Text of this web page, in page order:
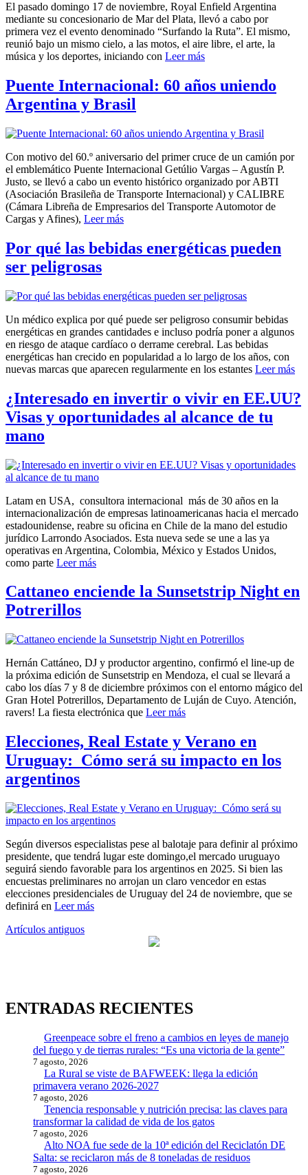
El pasado domingo 17 de noviembre, Royal Enfield Argentina
mediante su concesionario de Mar del Plata, llevó a cabo por
primera vez el evento denominado “Surfando la Ruta”. El mismo,
reunió bajo un mismo cielo, a las motos, el aire libre, el arte, la
música y los deportes, iniciando con Leer más
Puente Internacional: 60 años uniendo
Argentina y Brasil
Con motivo del 60.º aniversario del primer cruce de un camión por
el emblemático Puente Internacional Getúlio Vargas – Agustín P.
Justo, se llevó a cabo un evento histórico organizado por ABTI
(Asociación Brasileña de Transporte Internacional) y CALIBRE
(Cámara Libreña de Empresarios del Transporte Automotor de
Cargas y Afines), Leer más
Por qué las bebidas energéticas pueden
ser peligrosas
Un médico explica por qué puede ser peligroso consumir bebidas
energéticas en grandes cantidades e incluso podría poner a algunos
en riesgo de ataque cardíaco o derrame cerebral. Las bebidas
energéticas han crecido en popularidad a lo largo de los años, con
nuevas marcas que aparecen regularmente en los estantes Leer más
¿Interesado en invertir o vivir en EE.UU?
Visas y oportunidades al alcance de tu
mano
Latam en USA, consultora internacional más de 30 años en la
internacionalización de empresas latinoamericanas hacia el mercado
estadounidense, reabre su oficina en Chile de la mano del estudio
jurídico Larrondo Asociados. Esta nueva sede se une a las ya
operativas en Argentina, Colombia, México y Estados Unidos,
como parte Leer más
Cattaneo enciende la Sunsetstrip Night en
Potrerillos
Hernán Cattáneo, DJ y productor argentino, confirmó el line-up de
la próxima edición de Sunsetstrip en Mendoza, el cual se llevará a
cabo los días 7 y 8 de diciembre próximos con el entorno mágico del
Gran Hotel Potrerillos, Departamento de Luján de Cuyo. Atención,
ravers! La fiesta electrónica que Leer más
Elecciones, Real Estate y Verano en
Uruguay: Cómo será su impacto en los
argentinos
Según diversos especialistas pese al balotaje para definir al próximo
presidente, que tendrá lugar este domingo,el mercado uruguayo
seguirá siendo favorable para los argentinos en 2025. Si bien las
encuestas preliminares no arrojan un claro vencedor en estas
elecciones presidenciales de Uruguay del 24 de noviembre, que se
definirá en Leer más
Navegación
Artículos antiguos
ENTRADAS RECIENTES
Greenpeace sobre el freno a cambios en leyes de manejo
del fuego y de tierras rurales: “Es una victoria de la gente”
7 agosto, 2026
La Rural se viste de BAFWEEK: llega la edición
primavera verano 2026-2027
7 agosto, 2026
Tenencia responsable y nutrición precisa: las claves para
transformar la calidad de vida de los gatos
7 agosto, 2026
Alto NOA fue sede de la 10ª edición del Reciclatón DE
Salta: se reciclaron más de 8 toneladas de residuos
7 agosto, 2026